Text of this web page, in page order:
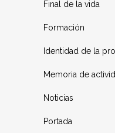
Final de la vida
Formación
Identidad de la
Memoria de
Noticias
Portada